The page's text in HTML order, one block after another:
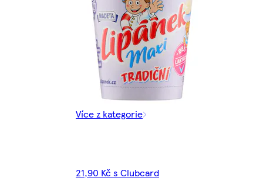
Více z kategorie
21,90 Kč s Clubcard